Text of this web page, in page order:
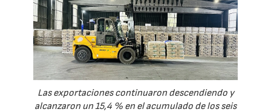
Las exportaciones continuaron descendiendo y
alcanzaron un 15,4 % en el acumulado de los seis